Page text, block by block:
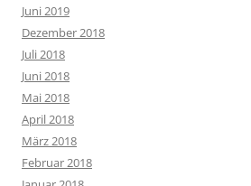
Juni 2019
Dezember 2018
Juli 2018
Juni 2018
Mai 2018
April 2018
März 2018
Februar 2018